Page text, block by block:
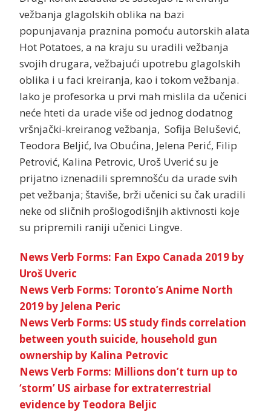
vežbanja glagolskih oblika na bazi
popunjavanja praznina pomoću autorskih alata
Hot Potatoes, a na kraju su uradili vežbanja
svojih drugara, vežbajući upotrebu glagolskih
oblika i u faci kreiranja, kao i tokom vežbanja.
Iako je profesorka u prvi mah mislila da učenici
neće hteti da urade više od jednog dodatnog
vršnjački-kreiranog vežbanja, Sofija Belušević,
Teodora Beljić, Iva Obućina, Jelena Perić, Filip
Petrović, Kalina Petrovic, Uroš Uverić su je
prijatno iznenadili spremnošću da urade svih
pet vežbanja; štaviše, brži učenici su čak uradili
neke od sličnih prošlogodišnjih aktivnosti koje
su pripremili raniji učenici Lingve.
News Verb Forms: Fan Expo Canada 2019 by
Uroš Uveric
News Verb Forms: Toronto’s Anime North
2019 by Jelena Peric
News Verb Forms: US study finds correlation
between youth suicide, household gun
ownership by Kalina Petrovic
News Verb Forms: Millions don’t turn up to
‘storm’ US airbase for extraterrestrial
evidence by Teodora Beljic